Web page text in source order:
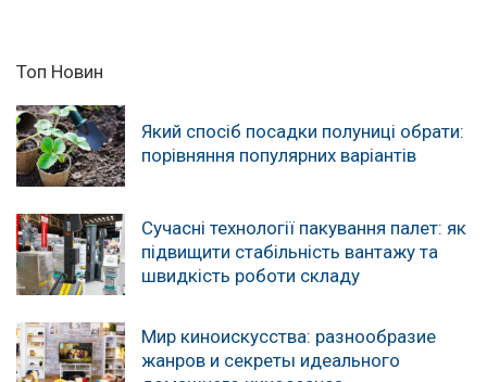
Топ Новин
Який спосіб посадки полуниці обрати:
порівняння популярних варіантів
Сучасні технології пакування палет: як
підвищити стабільність вантажу та
швидкість роботи складу
Мир киноискусства: разнообразие
жанров и секреты идеального